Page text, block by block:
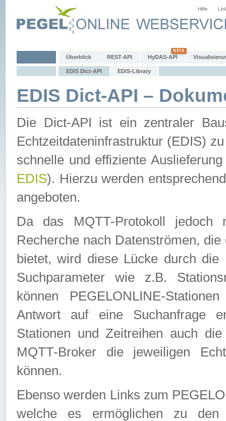
Hilfe
Überblick REST-API HyDAS-API
EDIS Dict-API EDIS-Library
EDIS Dict-API –
Die Dict-API ist ein zentraler
Echtzeitdateninfrastruktur (EDIS)
schnelle und effiziente
EDIS). Hierzu werden
angeboten.
Da das MQTT-Protokoll jedoch
Recherche nach Datenströmen,
bietet, wird diese Lücke durch die
Suchparameter wie z.B.
können PEGELONLINE-
Antwort auf eine Suchanfrage
Stationen und Zeitreihen auch
MQTT-Broker die jeweiligen
können.
Ebenso werden Links zum
welche es ermöglichen zu den